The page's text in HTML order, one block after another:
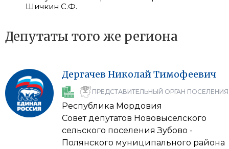
Шичкин С.Ф.
Депутаты того же региона
Дергачев НиколайТимофеевич
ПРЕДСТАВИТЕЛЬНЫЙ ОРГАН ПОСЕЛЕНИЯ
Республика Мордовия
Совет депутатов Нововыселского
сельского поселения Зубово -
Полянского муниципального района